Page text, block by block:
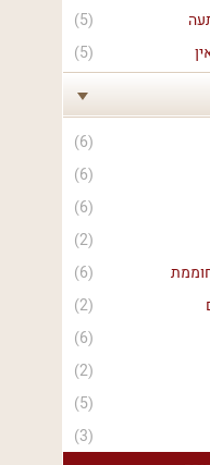
(5)
(5)
(6)
(6)
(6)
(2)
(6)
(2)
(6)
(2)
(5)
(3)